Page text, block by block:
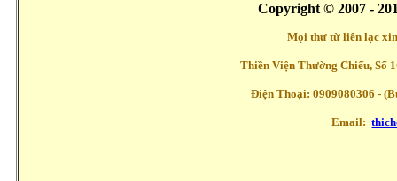
Copyright © 2007 -
Mọi thư từ liên lạc
Thiền Viện Thường Chiếu, Số
Điện Thoại: 0909080306 -
Email: